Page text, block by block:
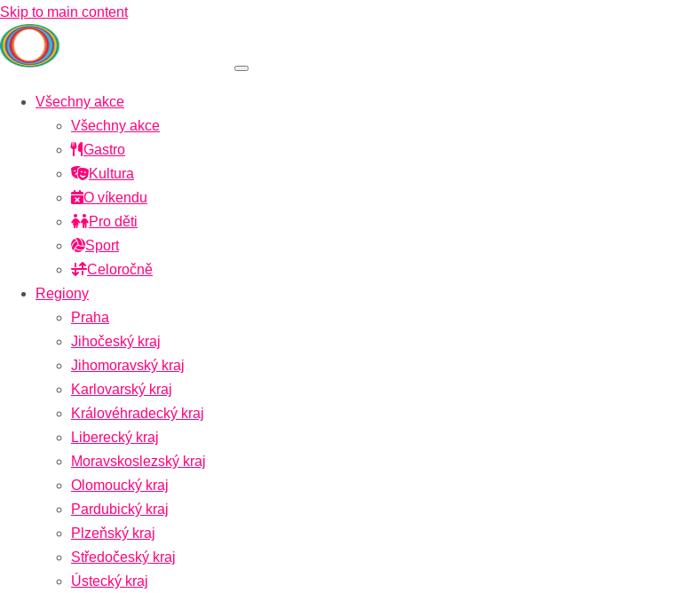
Skip to main content
Všechny akce
Všechny akce
Gastro
Kultura
O víkendu
Pro děti
Sport
Celoročně
Regiony
Praha
Jihočeský kraj
Jihomoravský kraj
Karlovarský kraj
Královéhradecký kraj
Liberecký kraj
Moravskoslezský kraj
Olomoucký kraj
Pardubický kraj
Plzeňský kraj
Středočeský kraj
Ústecký kraj